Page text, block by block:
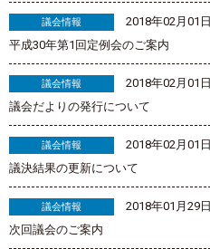
議会情報
2018年02月01日
平成30年第1回定例会のご案内
議会情報
2018年02月01日
議会だよりの発行について
議会情報
2018年02月01日
議決結果の更新について
議会情報
2018年01月29日
次回議会のご案内